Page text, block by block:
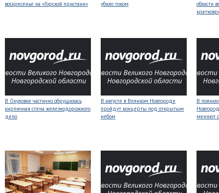
воскресенье на «Горской пристани»
убило током
области
В Окуловке частично обрушилась
кирпичная стена железнодорожного
депо
В августе в Великом Новгороде
пройдут концерты под открытым
небом
В
меняют